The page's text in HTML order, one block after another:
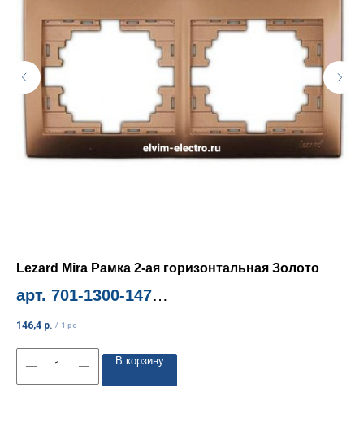
Lezard Mira Рамка 2-ая горизонтальная Золото
арт. 701-1300-147
Миним. количество 1шт
146,4 р. / 1 pc
В корзину